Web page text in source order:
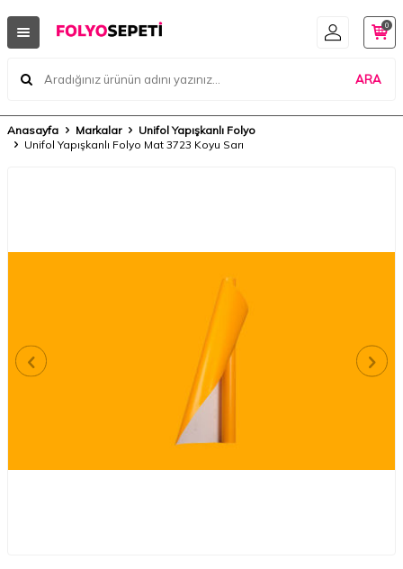
ARA
0
Anasayfa Markalar
Unifol Yapışkanlı Folyo
Unifol Yapışkanlı Folyo Mat 3723 Koyu Sarı